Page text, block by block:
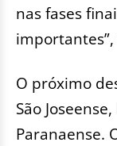
nas fases
O próximo
São
Paranaense.